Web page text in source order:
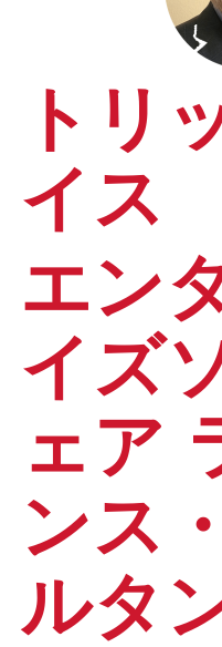
トリ
イス
エン
イズ
ェア
ンス
ルタ